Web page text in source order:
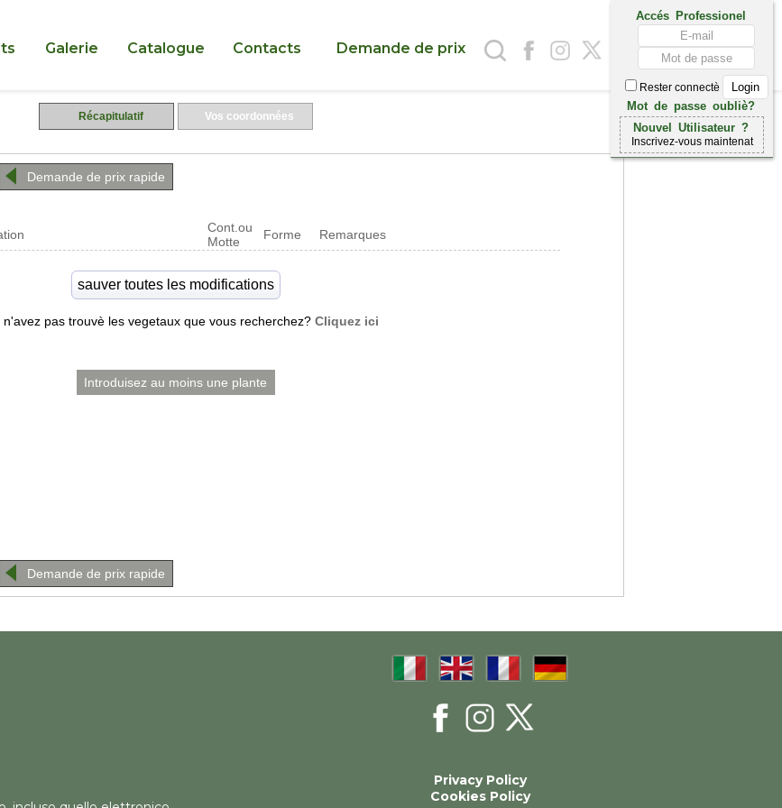
Galerie Catalogue Contacts Demande de prix
Accés Professionel
Rester connectè
Mot de passe oubliè?
Nouvel Utilisateur ?
Inscrivez-vous maintenat
Récapitulatif Vos coordonnées
Demande de prix rapide
Cont.ou
Motte
Forme Remarques
n'avez pas trouvè les vegetaux que vous recherchez?Cliquez ici
Introduisez au moins une plante
Demande de prix rapide
Privacy Policy
Cookies Policy